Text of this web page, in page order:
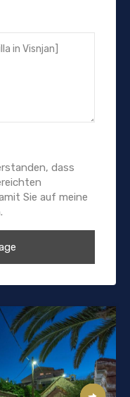
dass
Sie auf meine